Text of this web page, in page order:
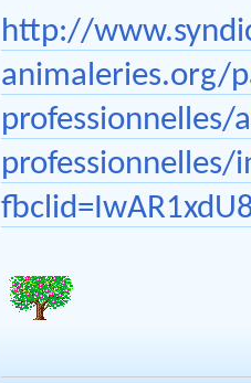
http://
animaleries.org/
professionnelles/